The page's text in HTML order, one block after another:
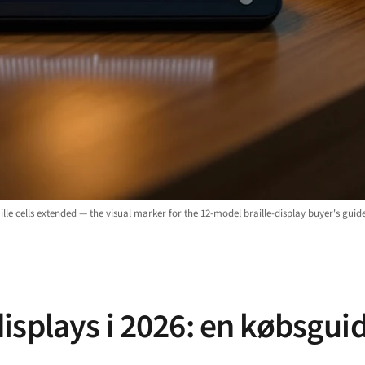
cells extended — the visual marker for the 12-model braille-display buyer's
i 2026: en